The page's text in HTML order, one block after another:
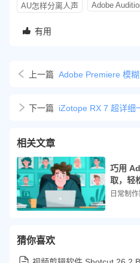
AU怎样分离人声 Adobe
有用
上一篇
下一篇 iZotope RX 7 超详细
相关文章
巧用
取，轻
猜你喜欢